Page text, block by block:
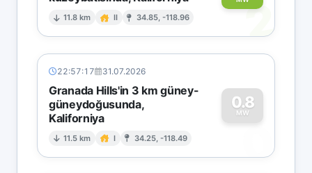
11.8 km II 34.85, -118.96 2
22:57:17 31.07.2026
Granada Hills'in 3 km güney-
güneydoğusunda,
Kaliforniya
11.5 km I 34.25, -118.49
0.8
MW
0